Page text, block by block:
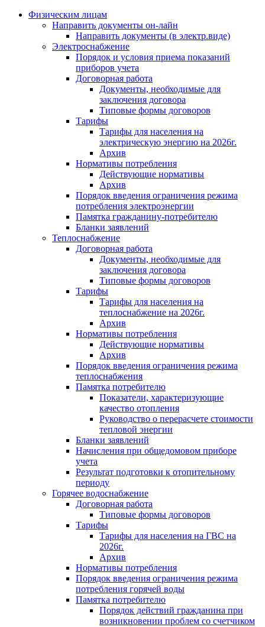
Физическим лицам
Направить документы он-лайн
Направить документы (в электр.виде)
Электроснабжение
Порядок и условия приема показаний
приборов учета
Договорная работа
Документы, необходимые для
заключения договора
Типовые формы договоров
Тарифы
Тарифы для населения на
электрическую энергию на 2026г.
Архив
Нормативы потребления
Действующие нормативы
Архив
Порядок введения ограничения режима
потребления электроэнергии
Памятка гражданину-потребителю
Бланки заявлений
Теплоснабжение
Договорная работа
Документы, необходимые для
заключения договора
Типовые формы договоров
Тарифы
Тарифы для населения на
теплоснабжение на 2026г.
Архив
Нормативы потребления
Действующие нормативы
Архив
Порядок введения ограничения режима
теплоснабжения
Памятка потребителю
Показатели, характеризующие
качество отопления
Руководство о перерасчете стоимости
тепловой энергии
Бланки заявлений
Начисления при общедомовом приборе
учета
Результат подготовки к отопительному
периоду
Горячее водоснабжение
Договорная работа
Типовые формы договоров
Тарифы
Тарифы для населения на ГВС на
2026г.
Архив
Нормативы потребления
Порядок введения ограничения режима
потребления горячей воды
Памятка потребителю
Порядок действий гражданина при
возникновении проблем со счетчиком